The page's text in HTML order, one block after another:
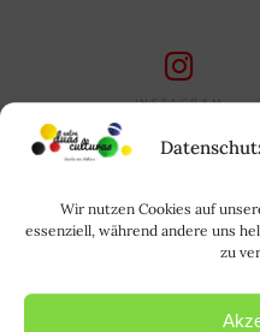
Wir nutzen Cookies auf
essenziell, während andere uns
zu
INSTAGRAM
ALEMANHA(64)